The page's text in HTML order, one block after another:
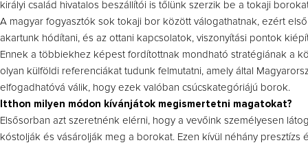
királyi család hivatalos beszállítói is tőlünk szerzik be a tokaji
A magyar fogyasztók sok tokaji bor között válogathatnak, ezért
akartunk hódítani, és az ottani kapcsolatok, viszonyítási pontok
Ennek a többiekhez képest fordítottnak mondható stratégiának a
olyan külföldi referenciákat tudunk felmutatni, amely által
elfogadhatóvá válik, hogy ezek valóban csúcskategóriájú borok.
Itthon milyen módon kívánjátok megismertetni magatokat?
Elsősorban azt szeretnénk elérni, hogy a vevőink személyesen
kóstolják és vásárolják meg a borokat. Ezen kívül néhány presztízs